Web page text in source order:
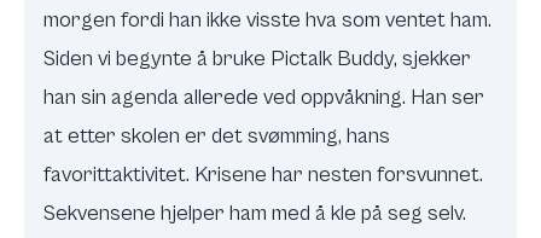
morgen fordi han ikke visste hva som ventet ham.
Siden vi begynte å bruke Pictalk Buddy, sjekker
han sin agenda allerede ved oppvåkning. Han ser
at etter skolen er det svømming, hans
favorittaktivitet. Krisene har nesten forsvunnet.
Sekvensene hjelper ham med å kle på seg selv.